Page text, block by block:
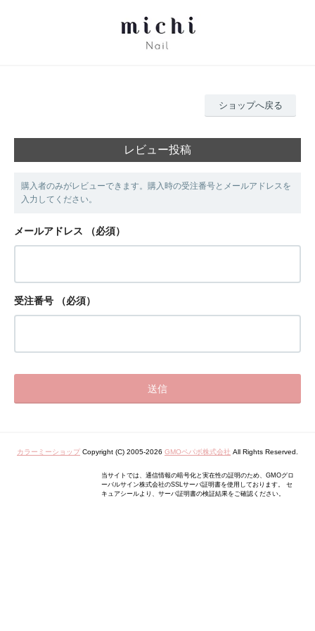
ショップへ戻る
レビュー投稿
購入者のみがレビューできます。購入時の受注番号とメールアドレスを
入力してください。
メールアドレス （必須）
受注番号 （必須）
カラーミーショップ Copyright (C) 2005-2026 GMOペパボ株式会社 All Rights Reserved.
当サイトでは、通信情報の暗号化と実在性の証明のため、GMOグロ
ーバルサイン株式会社のSSLサーバ証明書を使用しております。 セ
キュアシールより、サーバ証明書の検証結果をご確認ください。